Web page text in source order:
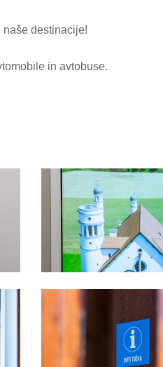
destinacije!
in avtobuse.